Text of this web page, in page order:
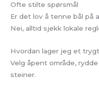
Ofte stilte spørsmål
Er det lov å tenne bål på
Nei, alltid sjekk lokale
Hvordan lager jeg et
Velg åpent område,
steiner.